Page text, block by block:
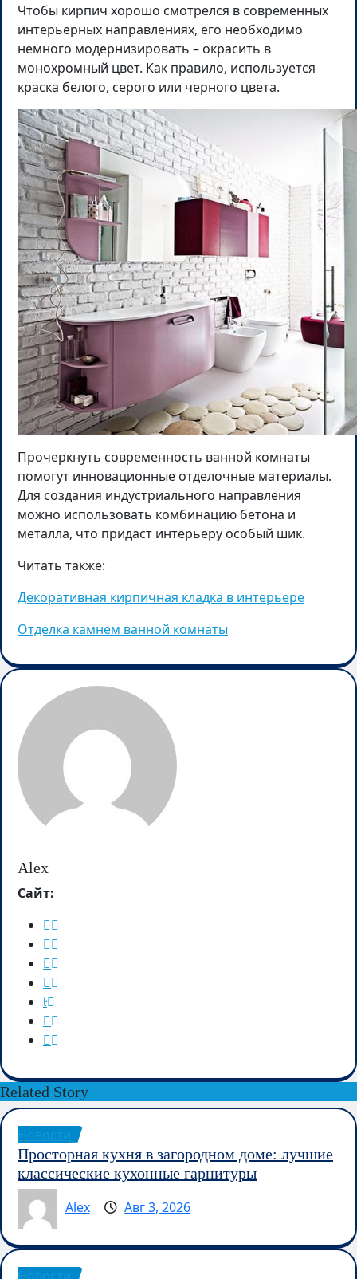
Чтобы кирпич хорошо смотрелся в современных
интерьерных направлениях, его необходимо
немного модернизировать – окрасить в
монохромный цвет. Как правило, используется
краска белого, серого или черного цвета.
Прочеркнуть современность ванной комнаты
помогут инновационные отделочные материалы.
Для создания индустриального направления
можно использовать комбинацию бетона и
металла, что придаст интерьеру особый шик.
Читать также:
Декоративная кирпичная кладка в интерьере
Отделка камнем ванной комнаты
Alex
Сайт:
Related Story
Просторная кухня в загородном доме: лучшие
классические кухонные гарнитуры
Alex
Авг 3, 2026